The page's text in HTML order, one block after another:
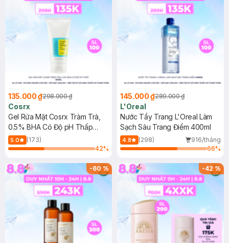
135.000 ₫298.000 ₫
Cosrx
Gel Rửa Mặt Cosrx Tràm Trà,
0.5% BHA Có Độ pH Thấp
150ml
5.0
(173)
42%
145.000 ₫289.000 ₫
L'Oreal
Nước Tẩy Trang L'Oreal Làm
Sạch Sâu Trang Điểm 400ml
4.8 (298)
916/tháng
66%
-60% -42%